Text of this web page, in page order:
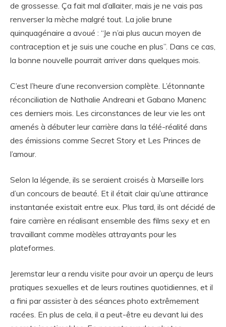
de grossesse. Ça fait mal d’allaiter, mais je ne vais pas
renverser la mèche malgré tout. La jolie brune
quinquagénaire a avoué : “Je n’ai plus aucun moyen de
contraception et je suis une couche en plus”. Dans ce cas,
la bonne nouvelle pourrait arriver dans quelques mois.
C’est l’heure d’une reconversion complète. L’étonnante
réconciliation de Nathalie Andreani et Gabano Manenc
ces derniers mois. Les circonstances de leur vie les ont
amenés à débuter leur carrière dans la télé-réalité dans
des émissions comme Secret Story et Les Princes de
l’amour.
Selon la légende, ils se seraient croisés à Marseille lors
d’un concours de beauté. Et il était clair qu’une attirance
instantanée existait entre eux. Plus tard, ils ont décidé de
faire carrière en réalisant ensemble des films sexy et en
travaillant comme modèles attrayants pour les
plateformes.
Jeremstar leur a rendu visite pour avoir un aperçu de leurs
pratiques sexuelles et de leurs routines quotidiennes, et il
a fini par assister à des séances photo extrêmement
racées. En plus de cela, il a peut-être eu devant lui des